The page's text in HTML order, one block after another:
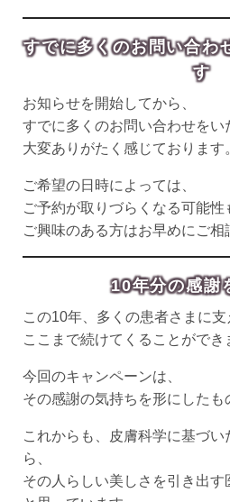
すでに多くのお問い合わ
す
お知らせを開始してから、
すでに多くのお問い合わせをい
大変ありがたく感じております
ご希望の日時によっては、
ご予約が取りづらくなる可能性
ご興味のある方はお早めにご相
10年分の感謝
この10年、多くの患者さまに支
ここまで続けてくることができ
今回のキャンペーンは、
その感謝の気持ちを形にしたも
これからも、皮膚科学に基づ
ら、
その人らしい美しさを引き出